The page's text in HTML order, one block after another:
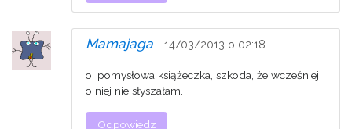
Mamajaga 14/03/2013 o 02:18
o, pomysłowa książeczka, szkoda, że wcześniej
o niej nie słyszałam.
Odpowiedz